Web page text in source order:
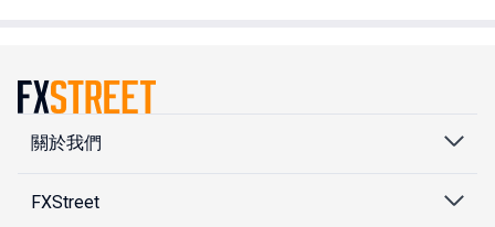
關於我們
FXStreet